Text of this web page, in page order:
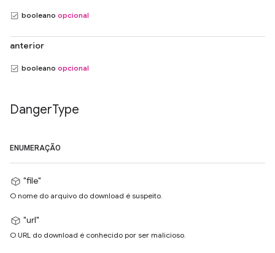
booleano opcional
anterior
booleano opcional
DangerType
ENUMERAÇÃO
"file"
O nome do arquivo do download é suspeito.
"url"
O URL do download é conhecido por ser malicioso.